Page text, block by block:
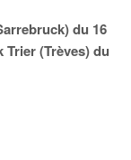
du 16
Trier (Trèves) du